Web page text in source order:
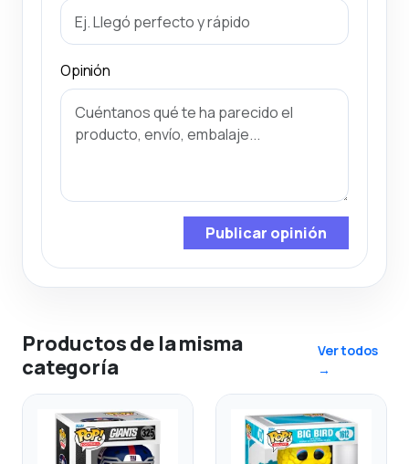
Opinión
Publicar opinión
Productos de la misma
categoría
Ver todos
→